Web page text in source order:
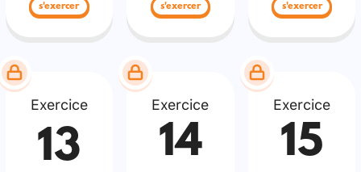
s'exercer s'exercer s'exercer
Exercice
13
Exercice
14
Exercice
15